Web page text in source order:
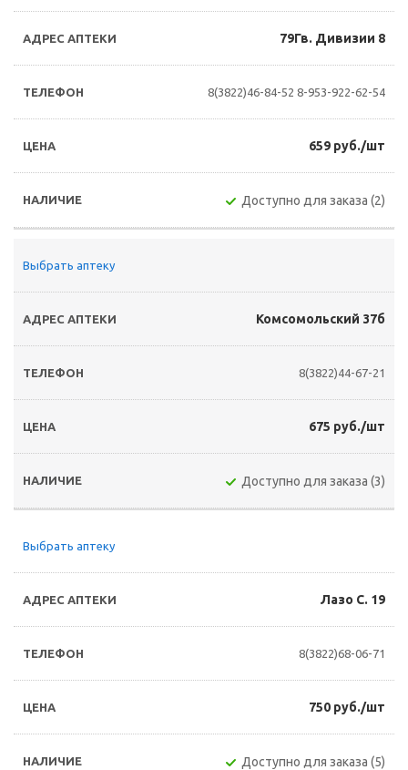
79Гв. Дивизии 8
8(3822)46-84-52 8-953-922-62-54
659 руб./шт
Доступно для заказа (2)
Выбрать аптеку
Комсомольский 37б
8(3822)44-67-21
675 руб./шт
Доступно для заказа (3)
Выбрать аптеку
Лазо С. 19
8(3822)68-06-71
750 руб./шт
Доступно для заказа (5)